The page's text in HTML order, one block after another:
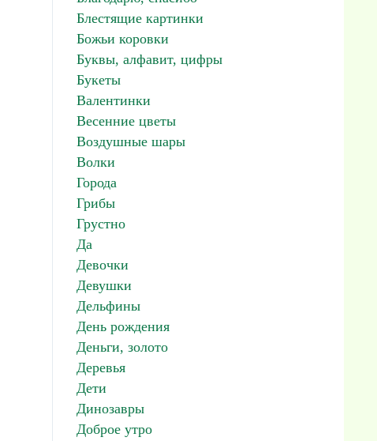
Блестящие картинки
Божьи коровки
Буквы, алфавит, цифры
Букеты
Валентинки
Весенние цветы
Воздушные шары
Волки
Города
Грибы
Грустно
Да
Девочки
Девушки
Дельфины
День рождения
Деньги, золото
Деревья
Дети
Динозавры
Доброе утро